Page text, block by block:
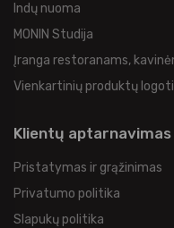
Indų nuoma
MONIN Studija
Įranga restoranams,
Vienkartinių produktų
Klientų aptarnavimas
Pristatymas ir grąžinimas
Privatumo politika
Slapukų politika